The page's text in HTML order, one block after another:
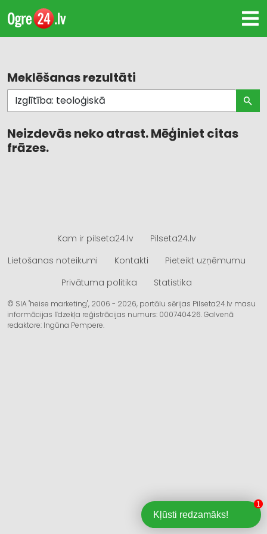
Meklēšanas rezultāti
Neizdevās neko atrast. Mēģiniet citas
frāzes.
Kam ir pilseta24.lv
Pilseta24.lv
Lietošanas noteikumi
Kontakti
Pieteikt uzņēmumu
Privātuma politika
Statistika
© SIA "heise marketing", 2006 - 2026, portālu sērijas Pilseta24.lv masu
informācijas līdzekļa reģistrācijas numurs: 000740426. Galvenā
redaktore: Ingūna Pempere.
Kļūsti redzamāks!
1